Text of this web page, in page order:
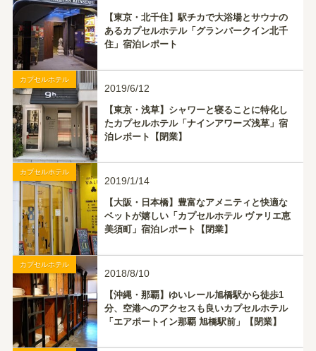
【東京・北千住】駅チカで大浴場とサウナの
あるカプセルホテル「グランパークイン北千
住」宿泊レポート
カプセルホテル
2019/6/12
【東京・浅草】シャワーと寝ることに特化し
たカプセルホテル「ナインアワーズ浅草」宿
泊レポート【閉業】
カプセルホテル
2019/1/14
【大阪・日本橋】豊富なアメニティと快適な
ベットが嬉しい「カプセルホテル ヴァリエ恵
美須町」宿泊レポート【閉業】
カプセルホテル
2018/8/10
【沖縄・那覇】ゆいレール旭橋駅から徒歩1
分、空港へのアクセスも良いカプセルホテル
「エアポートイン那覇 旭橋駅前」【閉業】